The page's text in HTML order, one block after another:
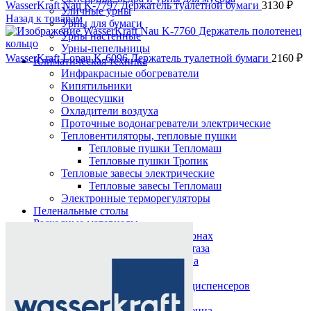
Уличные урны
Урны для бумаги
Урны настенные
Урны-пепельницы
Климатическая техника
Инфракрасные обогреватели
Кипятильники
Овощесушки
Охладители воздуха
Проточные водонагреватели электрические
Тепловентиляторы, тепловые пушки
Тепловые пушки Тепломаш
Тепловые пушки Тропик
Тепловые завесы электрические
Тепловые завесы Тепломаш
Электронные терморегуляторы
Пеленальные столы
Расходные материалы
Бумажные полотенца в рулонах
Бумажные сиденья для унитаза
Дезинфицирующие средства
Картриджи и баллоны для диспенсеров
освежителя воздуха
WasserKraft Nau K-7797 Держатель туалетной бумаги 3130 ₽
Назад к товарам
WasserKraft Lopau K-6096 Держатель туалетной бумаги 2160 ₽
Нажмите, чтобы увеличить